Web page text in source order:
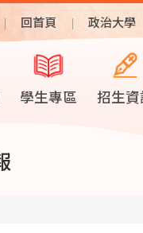
回首頁 政治大學
學生專區 招生資